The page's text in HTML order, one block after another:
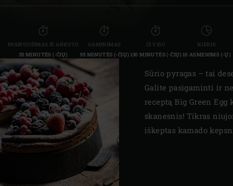
PASIRUOŠIMAS IŠ ANKSTO
35 MINUTĖS (-ČIŲ)
GAMINIMAS
95 MINUTĖS (-ČIŲ)
IŠ VISO
130 MINUTĖS (-ČIŲ)
KIEKIS
10 ASMENIMS (-Ų)
Sūrio pyragas – tai
Galite pasigaminti ir
receptą Big Green Egg
skanesnis! Tikras
iškeptas kamado